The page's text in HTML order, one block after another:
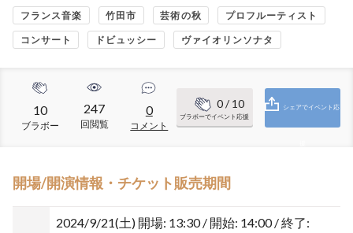
フランス音楽 竹田市 芸術の秋 プロフルーティスト
コンサート ドビュッシー ヴァイオリンソナタ
10
ブラボー
247
回閲覧
0
コメント
0/ 10
ブラボーでイベント応援
シェアでイベント応
開場/開演情報・チケット販売期間
2024/9/21(土) 開場: 13:30 / 開始: 14:00 / 終了: